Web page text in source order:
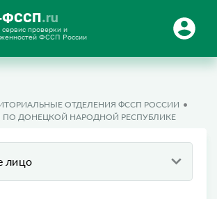
ФССП.ru
проверки и
ФССП России
ОТДЕЛЕНИЯ ФССП РОССИИ
ПО ДОНЕЦКОЙ НАРОДНОЙ РЕСПУБЛИКЕ
лицо